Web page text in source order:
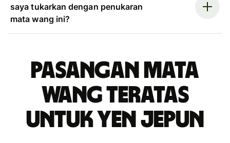
saya tukarkan dengan penukaran
mata wang ini?
Pasangan mata
wang teratas
untuk yen Jepun